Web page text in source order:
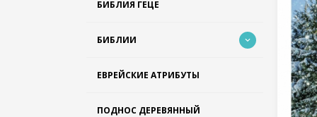
БИБЛИЯ ГЕЦЕ
БИБЛИИ
ЕВРЕЙСКИЕ АТРИБУТЫ
ПОДНОС ДЕРЕВЯННЫЙ